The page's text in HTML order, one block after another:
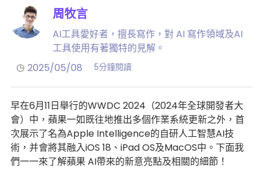
周牧言
AI工具愛好者，擅長寫作，對 AI 寫作領域及AI
工具使用有著獨特的見解。
2025/05/08
5分鐘閱讀
早在6月11日舉行的WWDC 2024（2024年全球開發者大
會）中，蘋果一如既往地推出多個作業系統更新之外，首
次展示了名為Apple Intelligence的自研人工智慧AI技
術，并會將其融入iOS 18、iPad OS及MacOS中。下面我
們一一來了解蘋果 AI帶來的新意亮點及相關的細節！